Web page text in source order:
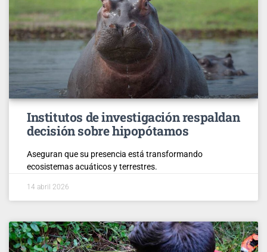
Institutos de investigación respaldan
decisión sobre hipopótamos
Aseguran que su presencia está transformando
ecosistemas acuáticos y terrestres.
14 abril 2026